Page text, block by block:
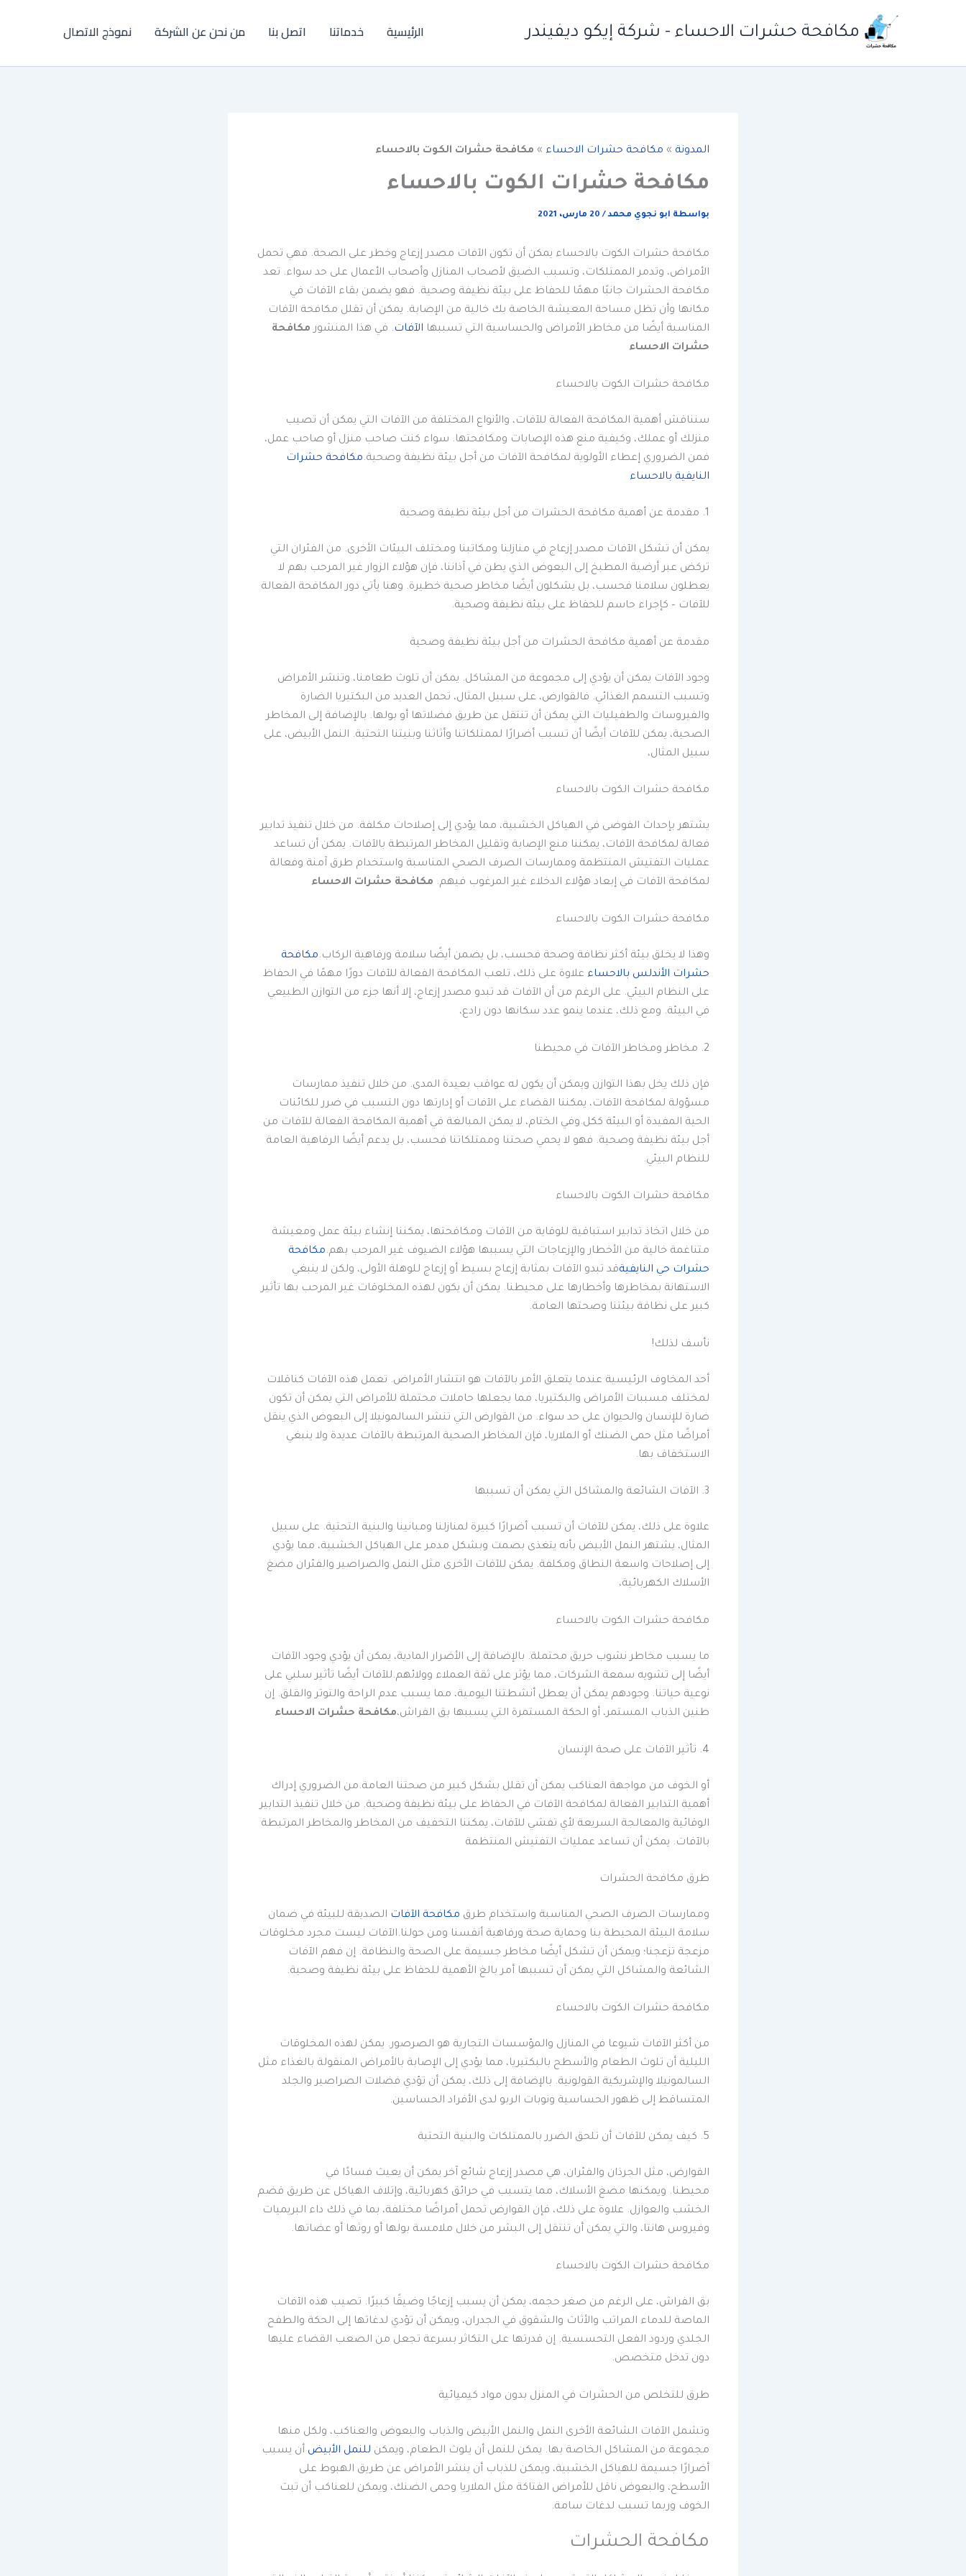
مكافحة حشرات الاحساء - شركة إيكو ديفيندر الرئيسية خدماتنا اتصل بنا من نحن عن الشركة نموذج الاتصال
المدونة » مكافحة حشرات الاحساء » مكافحة حشرات الكوت بالاحساء
مكافحة حشرات الكوت بالاحساء
بواسطة ابو نجوي محمد/ 20 مارس، 2021
مكافحة حشرات الكوت بالاحساء يمكن أن تكون الآفات مصدر إزعاج وخطر على الصحة. فهي تحمل
الأمراض، وتدمر الممتلكات، وتسبب الضيق لأصحاب المنازل وأصحاب الأعمال على حد سواء. تعد
مكافحة الحشرات جانبًا مهمًا للحفاظ على بيئة نظيفة وصحية. فهو يضمن بقاء الآفات في
مكانها وأن تظل مساحة المعيشة الخاصة بك خالية من الإصابة. يمكن أن تقلل مكافحة الآفات
المناسبة أيضًا من مخاطر الأمراض والحساسية التي تسببها الآفات. في هذا المنشور مكافحة
حشرات الاحساء
مكافحة حشرات الكوت بالاحساء
سنناقش أهمية المكافحة الفعالة للآفات، والأنواع المختلفة من الآفات التي يمكن أن تصيب
منزلك أو عملك، وكيفية منع هذه الإصابات ومكافحتها. سواء كنت صاحب منزل أو صاحب عمل،
فمن الضروري إعطاء الأولوية لمكافحة الآفات من أجل بيئة نظيفة وصحية.مكافحة حشرات
النايفية بالاحساء
1. مقدمة عن أهمية مكافحة الحشرات من أجل بيئة نظيفة وصحية
يمكن أن تشكل الآفات مصدر إزعاج في منازلنا ومكاتبنا ومختلف البيئات الأخرى. من الفئران التي
تركض عبر أرضية المطبخ إلى البعوض الذي يطن في آذاننا، فإن هؤلاء الزوار غير المرحب بهم لا
يعطلون سلامنا فحسب، بل يشكلون أيضًا مخاطر صحية خطيرة. وهنا يأتي دور المكافحة الفعالة
للآفات – كإجراء حاسم للحفاظ على بيئة نظيفة وصحية.
مقدمة عن أهمية مكافحة الحشرات من أجل بيئة نظيفة وصحية
وجود الآفات يمكن أن يؤدي إلى مجموعة من المشاكل. يمكن أن تلوث طعامنا، وتنشر الأمراض
وتسبب التسمم الغذائي. فالقوارض، على سبيل المثال، تحمل العديد من البكتيريا الضارة
والفيروسات والطفيليات التي يمكن أن تنتقل عن طريق فضلاتها أو بولها. بالإضافة إلى المخاطر
الصحية، يمكن للآفات أيضًا أن تسبب أضرارًا لممتلكاتنا وأثاثنا وبنيتنا التحتية. النمل الأبيض، على
سبيل المثال،
مكافحة حشرات الكوت بالاحساء
يشتهر بإحداث الفوضى في الهياكل الخشبية، مما يؤدي إلى إصلاحات مكلفة. من خلال تنفيذ تدابير
فعالة لمكافحة الآفات، يمكننا منع الإصابة وتقليل المخاطر المرتبطة بالآفات. يمكن أن تساعد
عمليات التفتيش المنتظمة وممارسات الصرف الصحي المناسبة واستخدام طرق آمنة وفعالة
لمكافحة الآفات في إبعاد هؤلاء الدخلاء غير المرغوب فيهم. مكافحة حشرات الاحساء
مكافحة حشرات الكوت بالاحساء
وهذا لا يخلق بيئة أكثر نظافة وصحة فحسب، بل يضمن أيضًا سلامة ورفاهية الركاب.مكافحة
حشرات الأندلس بالاحساء علاوة على ذلك، تلعب المكافحة الفعالة للآفات دورًا مهمًا في الحفاظ
على النظام البيئي. على الرغم من أن الآفات قد تبدو مصدر إزعاج، إلا أنها جزء من التوازن الطبيعي
في البيئة. ومع ذلك، عندما ينمو عدد سكانها دون رادع،
2. مخاطر ومخاطر الآفات في محيطنا
فإن ذلك يخل بهذا التوازن ويمكن أن يكون له عواقب بعيدة المدى. من خلال تنفيذ ممارسات
مسؤولة لمكافحة الآفات، يمكننا القضاء على الآفات أو إدارتها دون التسبب في ضرر للكائنات
الحية المفيدة أو البيئة ككل.وفي الختام، لا يمكن المبالغة في أهمية المكافحة الفعالة للآفات من
أجل بيئة نظيفة وصحية. فهو لا يحمي صحتنا وممتلكاتنا فحسب، بل يدعم أيضًا الرفاهية العامة
للنظام البيئي.
مكافحة حشرات الكوت بالاحساء
من خلال اتخاذ تدابير استباقية للوقاية من الآفات ومكافحتها، يمكننا إنشاء بيئة عمل ومعيشة
متناغمة خالية من الأخطار والإزعاجات التي يسببها هؤلاء الضيوف غير المرحب بهم.مكافحة
حشرات حي النايفيةقد تبدو الآفات بمثابة إزعاج بسيط أو إزعاج للوهلة الأولى، ولكن لا ينبغي
الاستهانة بمخاطرها وأخطارها على محيطنا. يمكن أن يكون لهذه المخلوقات غير المرحب بها تأثير
كبير على نظافة بيئتنا وصحتها العامة.
نأسف لذلك!
أحد المخاوف الرئيسية عندما يتعلق الأمر بالآفات هو انتشار الأمراض. تعمل هذه الآفات كناقلات
لمختلف مسببات الأمراض والبكتيريا، مما يجعلها حاملات محتملة للأمراض التي يمكن أن تكون
ضارة للإنسان والحيوان على حد سواء. من القوارض التي تنشر السالمونيلا إلى البعوض الذي ينقل
أمراضًا مثل حمى الضنك أو الملاريا، فإن المخاطر الصحية المرتبطة بالآفات عديدة ولا ينبغي
الاستخفاف بها.
3. الآفات الشائعة والمشاكل التي يمكن أن تسببها
علاوة على ذلك، يمكن للآفات أن تسبب أضرارًا كبيرة لمنازلنا ومبانينا والبنية التحتية. على سبيل
المثال، يشتهر النمل الأبيض بأنه يتغذى بصمت وبشكل مدمر على الهياكل الخشبية، مما يؤدي
إلى إصلاحات واسعة النطاق ومكلفة. يمكن للآفات الأخرى مثل النمل والصراصير والفئران مضغ
الأسلاك الكهربائية،
مكافحة حشرات الكوت بالاحساء
ما يسبب مخاطر نشوب حريق محتملة. بالإضافة إلى الأضرار المادية، يمكن أن يؤدي وجود الآفات
أيضًا إلى تشويه سمعة الشركات، مما يؤثر على ثقة العملاء وولائهم.للآفات أيضًا تأثير سلبي على
نوعية حياتنا. وجودهم يمكن أن يعطل أنشطتنا اليومية، مما يسبب عدم الراحة والتوتر والقلق. إن
طنين الذباب المستمر، أو الحكة المستمرة التي يسببها بق الفراش،مكافحة حشرات الاحساء
4. تأثير الآفات على صحة الإنسان
أو الخوف من مواجهة العناكب يمكن أن تقلل بشكل كبير من صحتنا العامة.من الضروري إدراك
أهمية التدابير الفعالة لمكافحة الآفات في الحفاظ على بيئة نظيفة وصحية. من خلال تنفيذ التدابير
الوقائية والمعالجة السريعة لأي تفشي للآفات، يمكننا التخفيف من المخاطر والمخاطر المرتبطة
بالآفات. يمكن أن تساعد عمليات التفتيش المنتظمة
طرق مكافحة الحشرات
وممارسات الصرف الصحي المناسبة واستخدام طرق مكافحة الآفات الصديقة للبيئة في ضمان
سلامة البيئة المحيطة بنا وحماية صحة ورفاهية أنفسنا ومن حولنا.الآفات ليست مجرد مخلوقات
مزعجة تزعجنا؛ ويمكن أن تشكل أيضًا مخاطر جسيمة على الصحة والنظافة. إن فهم الآفات
الشائعة والمشاكل التي يمكن أن تسببها أمر بالغ الأهمية للحفاظ على بيئة نظيفة وصحية.
مكافحة حشرات الكوت بالاحساء
من أكثر الآفات شيوعا في المنازل والمؤسسات التجارية هو الصرصور. يمكن لهذه المخلوقات
الليلية أن تلوث الطعام والأسطح بالبكتيريا، مما يؤدي إلى الإصابة بالأمراض المنقولة بالغذاء مثل
السالمونيلا والإشريكية القولونية. بالإضافة إلى ذلك، يمكن أن تؤدي فضلات الصراصير والجلد
المتساقط إلى ظهور الحساسية ونوبات الربو لدى الأفراد الحساسين.
5. كيف يمكن للآفات أن تلحق الضرر بالممتلكات والبنية التحتية
القوارض، مثل الجرذان والفئران، هي مصدر إزعاج شائع آخر يمكن أن يعيث فسادًا في
محيطنا. ويمكنها مضغ الأسلاك، مما يتسبب في حرائق كهربائية، وإتلاف الهياكل عن طريق قضم
الخشب والعوازل. علاوة على ذلك، فإن القوارض تحمل أمراضًا مختلفة، بما في ذلك داء البريميات
وفيروس هانتا، والتي يمكن أن تنتقل إلى البشر من خلال ملامسة بولها أو روثها أو عضاتها.
مكافحة حشرات الكوت بالاحساء
بق الفراش، على الرغم من صغر حجمه، يمكن أن يسبب إزعاجًا وضيقًا كبيرًا. تصيب هذه الآفات
الماصة للدماء المراتب والأثاث والشقوق في الجدران، ويمكن أن تؤدي لدغاتها إلى الحكة والطفح
الجلدي وردود الفعل التحسسية. إن قدرتها على التكاثر بسرعة تجعل من الصعب القضاء عليها
دون تدخل متخصص.
طرق للتخلص من الحشرات في المنزل بدون مواد كيميائية
وتشمل الآفات الشائعة الأخرى النمل والنمل الأبيض والذباب والبعوض والعناكب، ولكل منها
مجموعة من المشاكل الخاصة بها. يمكن للنمل أن يلوث الطعام، ويمكن للنمل الأبيض أن يسبب
أضرارًا جسيمة للهياكل الخشبية، ويمكن للذباب أن ينشر الأمراض عن طريق الهبوط على
الأسطح، والبعوض ناقل للأمراض الفتاكة مثل الملاريا وحمى الضنك، ويمكن للعناكب أن تبث
الخوف وربما تسبب لدغات سامة.
مكافحة الحشرات